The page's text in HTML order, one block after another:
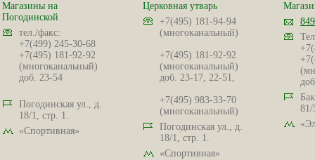
Магазины на
Погодинской
тел./факс:
+7(499) 245-30-68
+7(495) 181-92-92
(многоканальный)
доб. 23-54
Погодинская ул., д.
18/1, стр. 1.
«Спортивная»
Церковная утварь
+7(495) 181-94-94
(многоканальный)
+7(495) 181-92-92
(многоканальный)
доб. 23-17, 22-51,
+7(495) 983-33-70
(многоканальный)
Погодинская ул., д.
18/1, стр. 1.
«Спортивная»
81/